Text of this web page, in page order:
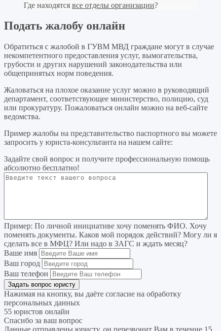
Где находятся все отделы организации?
Подать жалобу онлайн
Обратиться с жалобой в ГУВМ МВД граждане могут в случае
некомпетентного предоставления услуг, вымогательства,
грубости и других нарушений законодательства или
общепринятых норм поведения.
Жаловаться на плохое оказание услуг можно в руководящий
департамент, соответствующее министерство, полицию, суд
или прокуратуру. Пожаловаться онлайн можно на веб-сайте
ведомства.
Пример жалобы на представительство паспортного вы можете
запросить у юриста-консультанта на нашем сайте:
Задайте свой вопрос и получите профессиональную помощь
абсолютно бесплатно!
Пример: По личной инициативе хочу поменять ФИО. Хочу
поменять документы. Каков мой порядок действий? Могу ли я
сделать все в МФЦ? Или надо в ЗАГС и ждать месяц?
Ваше имя
Ваш город
Ваш телефон
Нажимая на кнопку, вы даёте согласие на обработку
персональных данных
55 юристов онлайн
Спасибо за ваш вопрос